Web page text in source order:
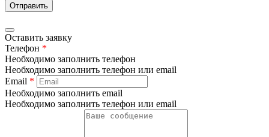
Отправить
Оставить заявку
Телефон *
Необходимо заполнить телефон
Необходимо заполнить телефон или email
Email *
Необходимо заполнить email
Необходимо заполнить телефон или email